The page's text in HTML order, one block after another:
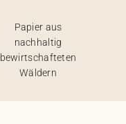
Papier aus
nachhaltig
bewirtschafteten
Wäldern